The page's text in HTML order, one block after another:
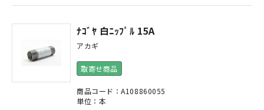
ﾅｺﾞﾔ 白ﾆｯﾌﾟﾙ 15A
アカギ
取寄せ商品
商品コード：A108860055
単位：本